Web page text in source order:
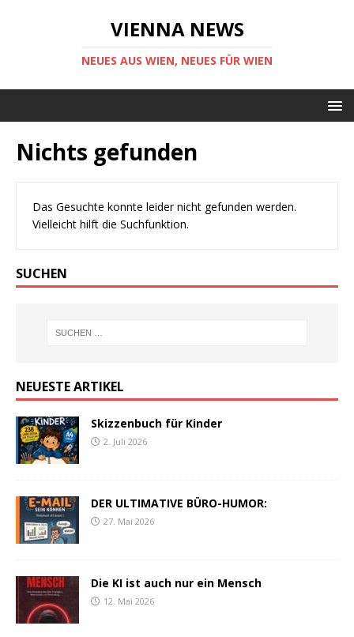
VIENNA NEWS
NEUES AUS WIEN, NEUES FÜR WIEN
Nichts gefunden
Das Gesuchte konnte leider nicht gefunden werden.
Vielleicht hilft die Suchfunktion.
SUCHEN
NEUESTE ARTIKEL
Skizzenbuch für Kinder
2. Juli 2026
DER ULTIMATIVE BÜRO-HUMOR:
27. Mai 2026
Die KI ist auch nur ein Mensch
12. Mai 2026